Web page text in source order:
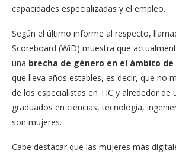
capacidades especializadas y el empleo.
Según el último informe al respecto,
Scoreboard (WiD) muestra que
una brecha de género en el ámbito
que lleva años estables, es decir, que no
de los especialistas en TIC y alrededor de
graduados en ciencias, tecnología,
son mujeres.
Cabe destacar que las mujeres más